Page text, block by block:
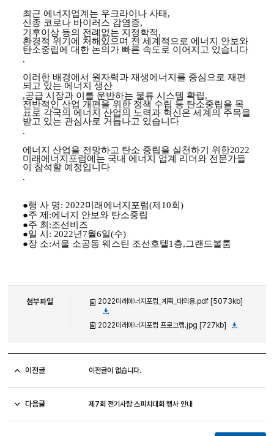
최근 에너지업계는 우크라이나 사태 ,
신종 코로나 바이러스 감염증,
기후이상 등의 전례없는 지정학적,
환경적 위기에 처해있으며 전 세계적으로 에너지 안보와
탄소중립에 대한 논의가 빠른 속도로 이어지고 있습니다
.
이러한 배경에서 원자력과 재생에너지를 중심으로 재편
되고 있는 에너지 생산
,공급 시장과 이를 운반하는 물류 시스템 확립,
전반적인 산업 개편을 위한 정책 수립 등 탄소중립을 목
표로 각국의 에너지 산업의 노력과 혁신은 세계의 주목을
받고 있는 관심사로 거듭나고 있습니다
.
에너지 산업을 전망하고 탄소 중립을 실천하기 위한2022
미래에너지포럼에는 국내 에너지 업계 리더와 전문가들
이 참석할 예정입니다
.
●행 사 명: 2022미래에너지포럼(제 10회)
●주 제 :에너지 안보와 탄소중립
●주 최 :조선비즈
●일 시 : 2022년7월6일(수)
●장 소:서울 소공동 웨스틴 조선호텔1 층,그랜드볼룸
첨부파일 2022미래에너지포럼_계획_대외용.pdf [5073kb]
2022미래에너지포럼 프로그램.jpg [727kb]
이전글 이전글이 없습니다.
다음글 제7회 전기사랑 스피치대회 행사 안내